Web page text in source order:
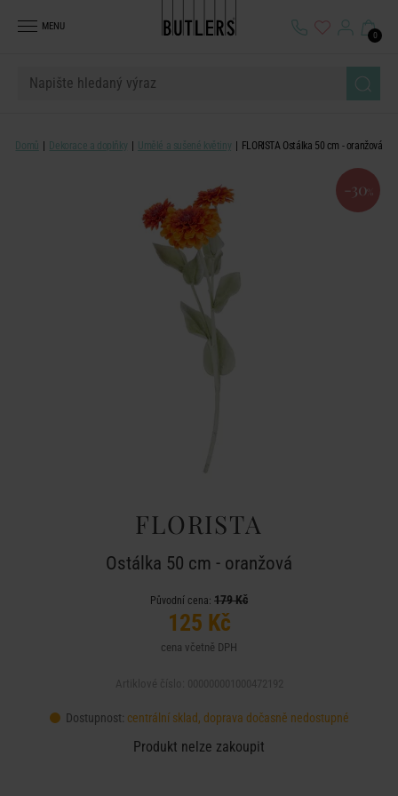
MENU
0
Domů Dekorace a doplňky Umělé a sušené květiny FLORISTA Ostálka 50 cm - oranžová
-30 %
FLORISTA
Ostálka 50 cm - oranžová
Původní cena: 179 Kč
125 Kč
cena včetně DPH
Dostupnost: centrální sklad, doprava dočasně nedostupné
Produkt nelze zakoupit